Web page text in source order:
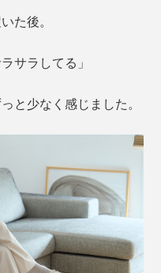
た後。
サラしてる」
と少なく感じました。